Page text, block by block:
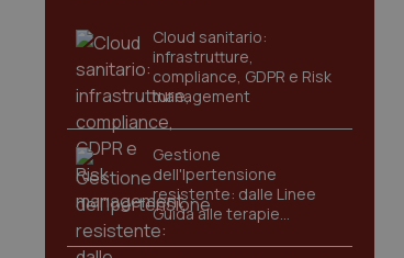
Cloud sanitario:
infrastrutture,
compliance, GDPR e Risk
management
Gestione
dell'Ipertensione
resistente: dalle Linee
Guida alle terapie
innovative